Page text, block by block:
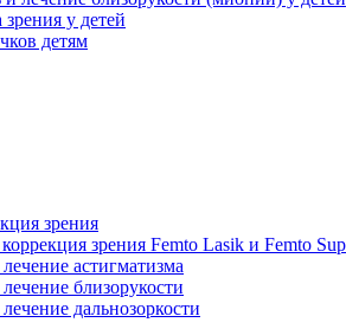
у детей
детям
зрения
зрения Femto Lasik и Femto
астигматизма
близорукости
дальнозоркости